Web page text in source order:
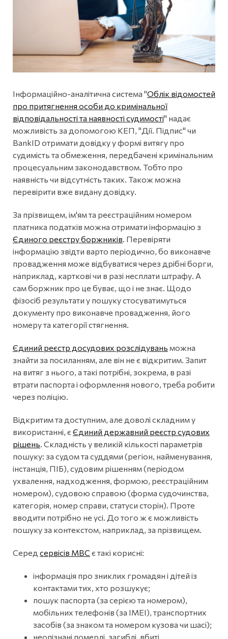
Інформаційно-аналітична система "Облік відомостей
про притягнення особи до кримінальної
відповідальності та наявності судимості" надає
можливість за допомогою КЕП, "Дії. Підпис" чи
BankID отримати довідку у формі витягу про
судимість та обмеження, передбачені кримінальним
процесуальним законодавством. Тобто про
наявність чи відсутність таких. Також можна
перевірити вже видану довідку.
За прізвищем, ім'ям та реєстраційним номером
платника податків можна отримати інформацію з
Єдиного реєстру боржників . Перевіряти
інформацію звідти варто періодично, бо виконавче
провадження може відбуватися через дрібні борги,
наприклад, карткові чи в разі несплати штрафу. А
сам боржник про це буває, що і не знає. Щодо
фізосіб результати у пошуку стосуватимуться
документу про виконавче провадження, його
номеру та категорії стягнення.
Єдиний реєстр досудових розслідувань можна
знайти за посиланням, але він не є відкритим. Запит
на витяг з нього, а такі потрібні, зокрема, в разі
втрати паспорта і оформлення нового, треба робити
через поліцію.
Відкритим та доступним, але доволі складним у
використанні, є Єдиний державний реєстр судових
рішень . Складність у великій кількості параметрів
пошуку: за судом та суддями (регіон, найменування,
інстанція, ПІБ), судовим рішенням (періодом
ухвалення, надходження, формою, реєстраційним
номером), судовою справою (форма судочинства,
категорія, номер справи, статуси сторін). Проте
вводити потрібно не усі. До того ж є можливість
пошуку за контекстом, наприклад, за прізвищем.
Серед сервісів МВС є такі корисні:
інформація про зниклих громадян і дітей із
контактами тих, хто розшукує;
пошук паспорта (за серією та номером),
мобільних телефонів (за ІМЕІ), транспортних
засобів (за знаком та номером кузова чи шасі);
неопізнані померлі, загиблі, вбиті.